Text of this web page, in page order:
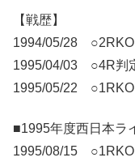
【戦歴】
1994/05/28
1995/04/03 ○4R判
1995/05/22
■1995年度西日本ラ
1995/08/15